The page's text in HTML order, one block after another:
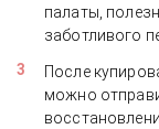
палаты,
заботливого
После
можно